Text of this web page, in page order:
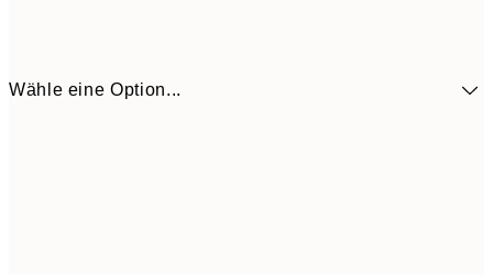
Wähle eine Option...